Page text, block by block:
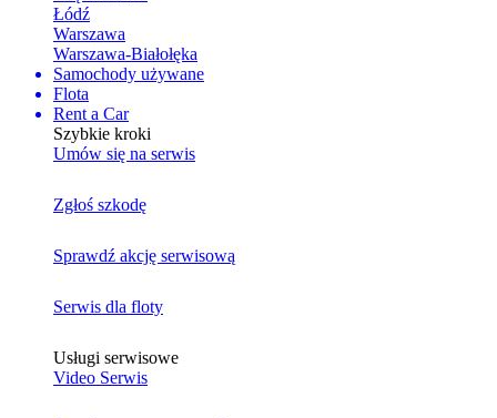
Łódź
Warszawa
Warszawa-Białołęka
Samochody używane
Flota
Rent a Car
Szybkie kroki
Umów się na serwis
Zgłoś szkodę
Sprawdź akcję serwisową
Serwis dla floty
Usługi serwisowe
Video Serwis